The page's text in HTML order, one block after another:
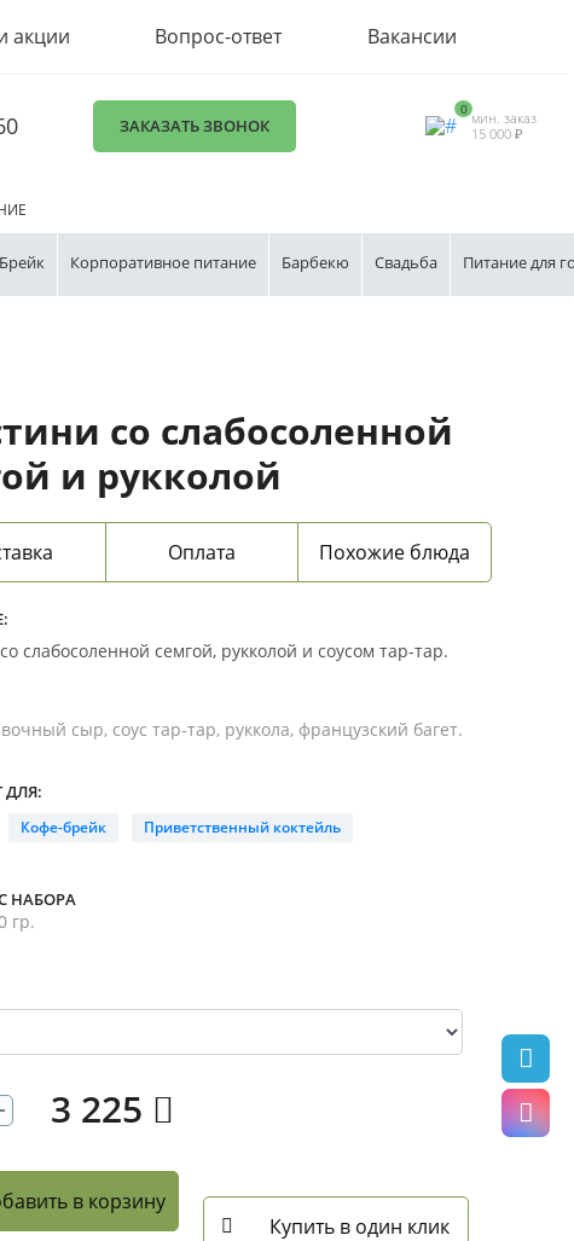
акции Вопрос-ответ Вакансии
ЗАКАЗАТЬ ЗВОНОК
0 мин. заказ
15 000 ₽
Корпоративное питание Барбекю Свадьба Питание для
со слабосоленной
и рукколой
Оплата Похожие блюда
слабосоленной семгой, рукколой и соусом тар-тар.
сыр, соус тар-тар, руккола, французский багет.
ДЛЯ:
Кофе-брейк Приветственный коктейль
НАБОРА
гр.
3 225
в корзину
Купить в один клик